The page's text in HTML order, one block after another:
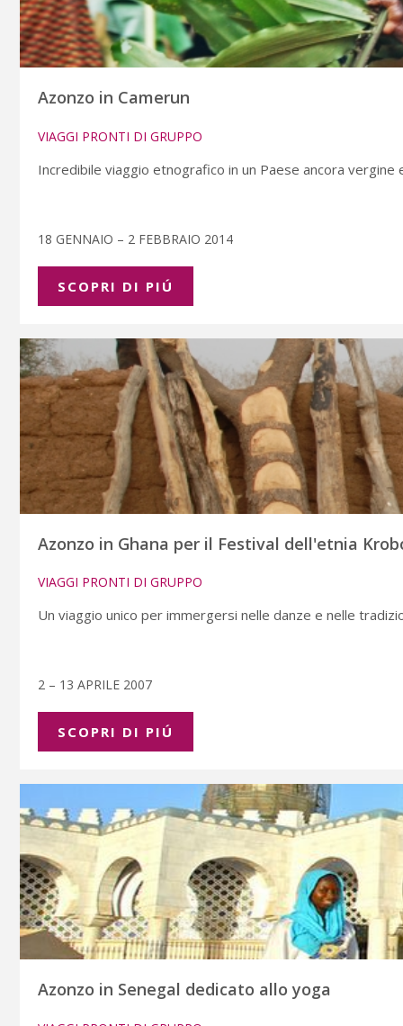
Azonzo in Camerun
VIAGGI PRONTI DI GRUPPO
Incredibile viaggio etnografico in un Paese ancora
18 GENNAIO – 2 FEBBRAIO 2014
SCOPRI DI PIÚ
Azonzo in Ghana per il Festival dell'etnia
VIAGGI PRONTI DI GRUPPO
Un viaggio unico per immergersi nelle danze e nelle
2 – 13 APRILE 2007
SCOPRI DI PIÚ
Azonzo in Senegal dedicato allo yoga